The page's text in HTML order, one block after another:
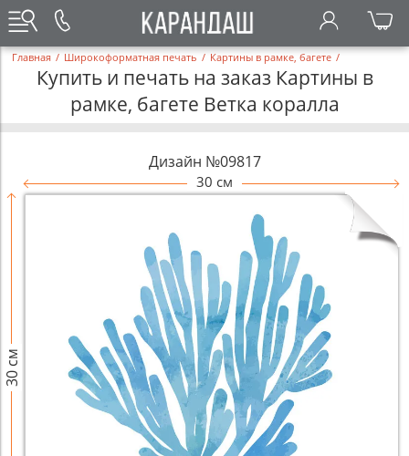
Главная / Широкоформатная печать / Картины в рамке, багете /
Купить и печать на заказ Картины в
рамке, багете Ветка коралла
Дизайн №09817
30 см
30 см